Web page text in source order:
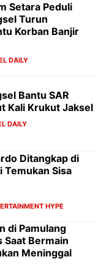
Setara Peduli
Turun
Korban Banjir
DAILY
Bantu SAR
Kali Krukut Jaksel
DAILY
Ditangkap di
Temukan Sisa
HYPE
di Pamulang
Bermain
Meninggal